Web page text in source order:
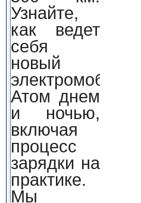
Узнайте,
как ведет
себя
новый
электромобиль
Атом днем
и ночью,
включая
процесс
зарядки на
практике.
Мы